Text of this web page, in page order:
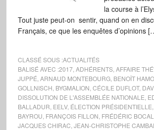
la course à
Tout juste peut-on sentir, quand on en
Français, ce que les enquêtes d’opinions
CLASSÉ SOUS :ACTUALITÉS
BALISÉ AVEC :2017, ADHÉRENTS, AFFAIRE
JUPPÉ ARNAUD MONTEBOURG, BENOÎT
GOLLNISCH BYGMALION CÉCILE DUFLOT,
DISSOLUTION DE L'ASSEMBLÉE NATIONALE
BALLADUR EELV, ÉLECTION PRÉSIDENTIELLE
BAYROU FRANÇOIS FILLON FRÉDÉRIC
JACQUES CHIRAC JEAN-CHRISTOPHE